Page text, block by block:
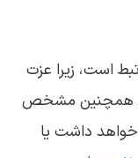
است، زیرا عزت
همچنین مشخص
داشت یا